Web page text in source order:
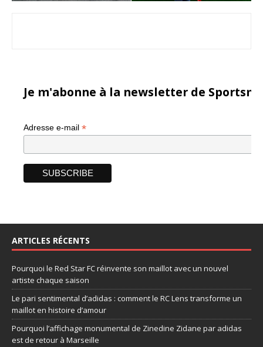
Je m'abonne à la newsletter de
Adresse e-mail *
ARTICLES RÉCENTS
Pourquoi le Red Star FC réinvente son maillot avec un nouvel
artiste chaque saison
Le pari sentimental d’adidas : comment le RC Lens transforme un
maillot en histoire d’amour
Pourquoi l’affichage monumental de Zinedine Zidane par adidas
est de retour à Marseille